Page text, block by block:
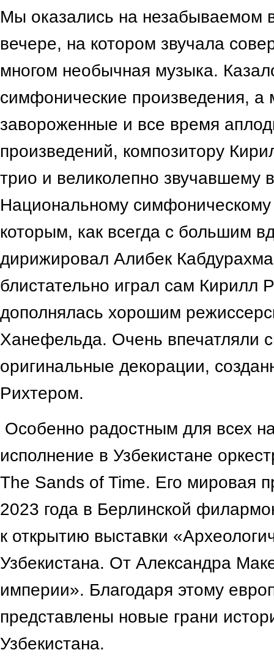
Мы оказались на незабываемом
вечере, на котором звучала
многом необычная музыка.
симфонические произведения, а
завороженные и все время
произведений, композитору
трио и великолепно звучавшему
Национальному симфоническому
которым, как всегда с большим
дирижировал Алибек
блистательно играл сам Кирилл
дополнялась хорошим
Ханефельда. Очень впечатляли
оригинальные декорации,
Рихтером.
Особенно радостным для всех
исполнение в Узбекистане
The Sands of Time. Его мировая
2023 года в Берлинской
к открытию выставки
Узбекистана. От Александра
империи». Благодаря этому
представлены новые грани
Узбекистана.